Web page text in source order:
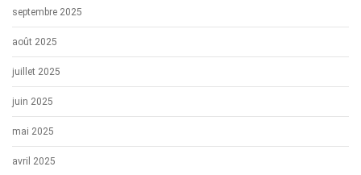
septembre 2025
août 2025
juillet 2025
juin 2025
mai 2025
avril 2025